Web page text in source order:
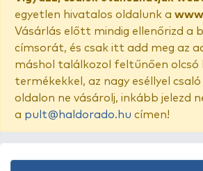
egyetlen hivatalos oldalunk a
Vásárlás előtt mindig ellenőrizd a
címsorát, és csak itt add meg az
máshol találkozol feltűnően olcsó
termékekkel, az nagy eséllyel
oldalon ne vásárolj, inkább jelezd
a pult@haldorado.hu címen!